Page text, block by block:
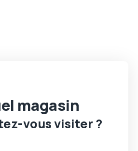
magasin
vous visiter ?